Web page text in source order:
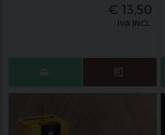
€ 13,50
IVA INCL.